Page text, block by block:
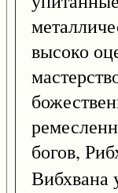
высоко
богов,
Вибхвана